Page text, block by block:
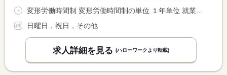
日曜日，祝日，その他
求人詳細を見る (ハローワークより転載)